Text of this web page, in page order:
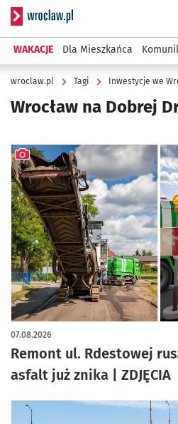
Serwis informacyjny
WAKACJE Dla Mieszkańca
wroclaw.pl Tagi Inwestycje we
Wrocław na Dobrej
Remont ul. Rdestowej
asfalt już znika | ZDJĘCIA
07.08.2026
artykuł z galerią zdjęć